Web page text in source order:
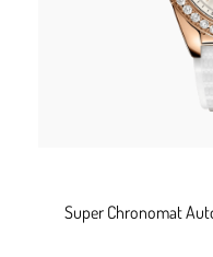
Super Chronomat